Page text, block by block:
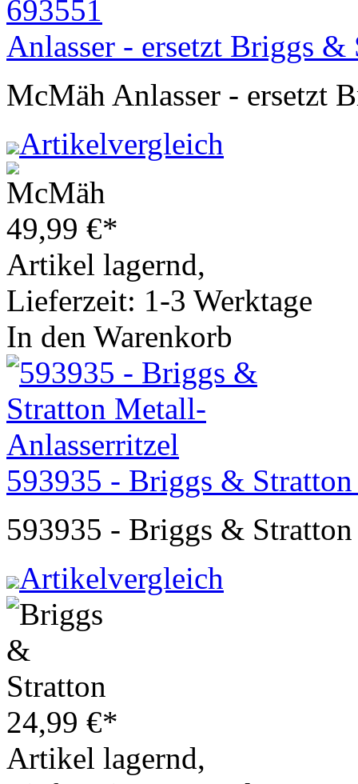
Anlasser - ersetzt Briggs &
McMäh Anlasser - ersetzt
Artikelvergleich
49,99 €*
Artikel lagernd,
Lieferzeit: 1-3 Werktage
In den Warenkorb
593935 - Briggs &
593935 - Briggs &
Artikelvergleich
24,99 €*
Artikel lagernd,